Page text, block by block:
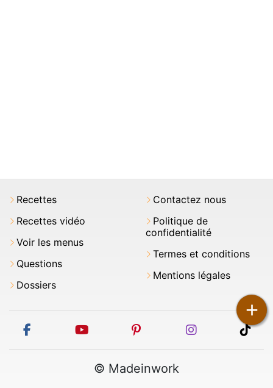
+
Recettes
Recettes vidéo
Voir les menus
Questions
Dossiers
Contactez nous
Politique de
confidentialité
Termes et conditions
Mentions légales
facebook youtube pinterest instagram
© Madeinwork